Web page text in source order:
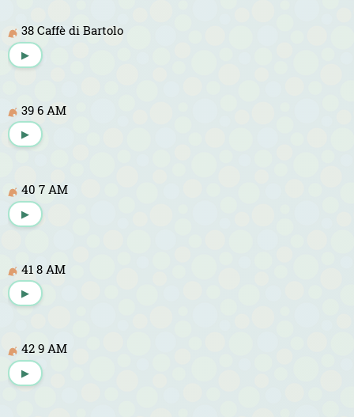
38 Caffè di Bartolo
▶
39 6 AM
▶
40 7 AM
▶
41 8 AM
▶
42 9 AM
▶